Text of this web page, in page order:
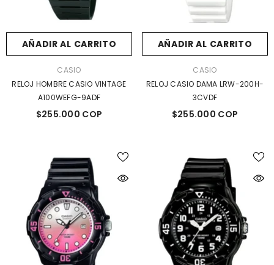
AÑADIR AL CARRITO
CASIO
RELOJ HOMBRE CASIO VINTAGE
A100WEFG-9ADF
$255.000 COP
AÑADIR AL CARRITO
CASIO
RELOJ CASIO DAMA LRW-200H-
3CVDF
$255.000 COP